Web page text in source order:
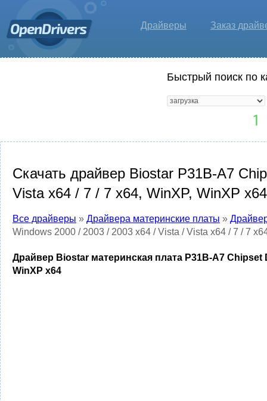
Драйверы Заказ
Быстрый поиск по
Скачать драйвер Biostar P31B-A7
Vista x64 / 7 / 7 x64, WinXP, WinXP x64
Все драйверы » Драйвера материнские платы »
Windows 2000 / 2003 / 2003 x64 / Vista / Vista x64 / 7 / 7
Драйвер Biostar материнская плата P31B-A7 Chipset
WinXP x64